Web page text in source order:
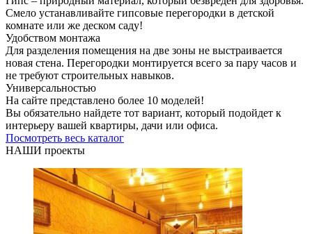
Смело устанавливайте гипсовые перегородки в детской
комнате или же деском саду!
Удобством монтажа
Для разделения помещения на две зоны не выстраивается
новая стена. Перегородки монтируется всего за пару часов и
не требуют строительных навыков.
Универсальностью
На сайте представлено более 10 моделей!
Вы обязательно найдете тот вариант, который подойдет к
интерьеру вашей квартиры, дачи или офиса.
Посмотреть весь каталог
НАШИ проекты